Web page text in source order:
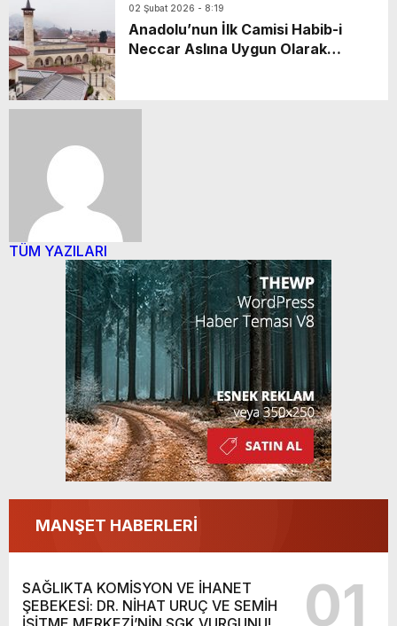
02 Şubat 2026 - 8:19
Anadolu’nun İlk Camisi Habib-i
Neccar Aslına Uygun Olarak
TÜM YAZILARI
MANŞET HABERLERİ
SAĞLIKTA KOMİSYON VE İHANET
ŞEBEKESİ: DR. NİHAT URUÇ VE SEMİH
01